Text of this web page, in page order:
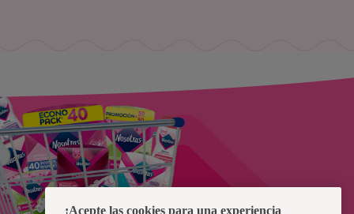
¡Acepte las cookies para una experiencia